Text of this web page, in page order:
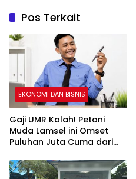
Pos Terkait
EKONOMI DAN BISNIS
Gaji UMR Kalah! Petani
Muda Lamsel ini Omset
Puluhan Juta Cuma dari